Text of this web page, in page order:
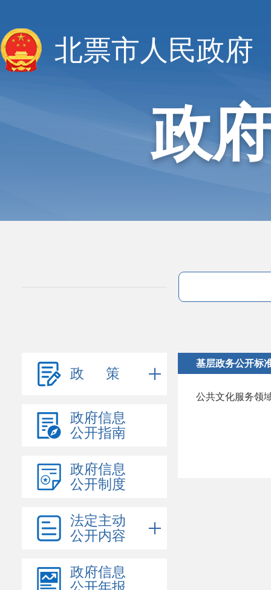
北票市人民政府
政
政 策
政府信息
公开指南
政府信息
公开制度
法定主动
公开内容
政府信息
基层政务公开标
公共文化服务领